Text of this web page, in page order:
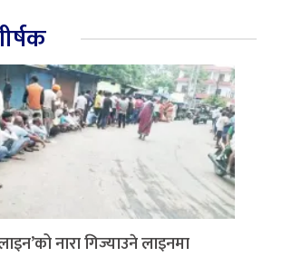
नारा गिज्याउने लाइनमा